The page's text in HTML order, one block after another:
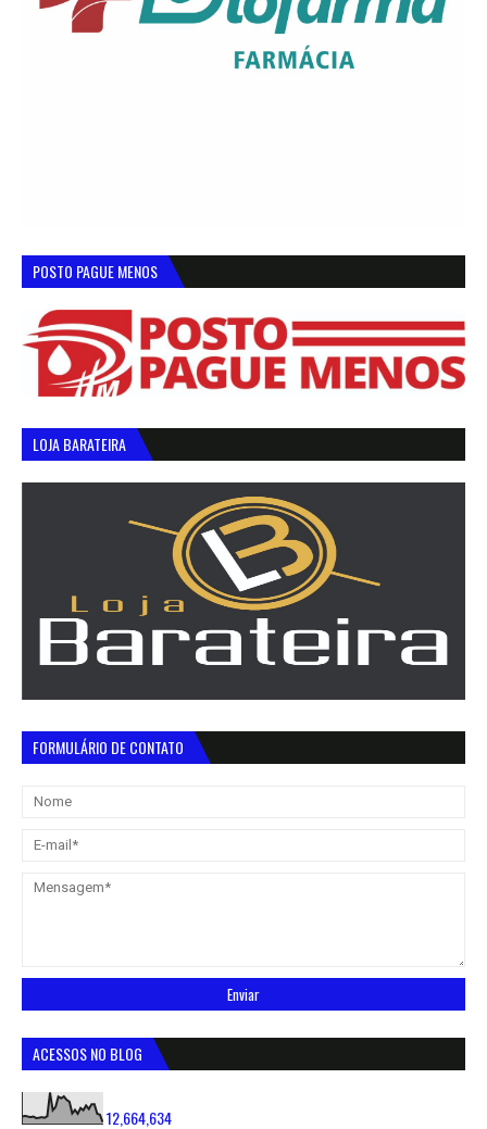
POSTO PAGUE MENOS
LOJA BARATEIRA
FORMULÁRIO DE CONTATO
ACESSOS NO BLOG
12,664,634